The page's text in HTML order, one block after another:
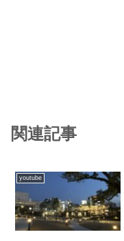
関連記事
youtube